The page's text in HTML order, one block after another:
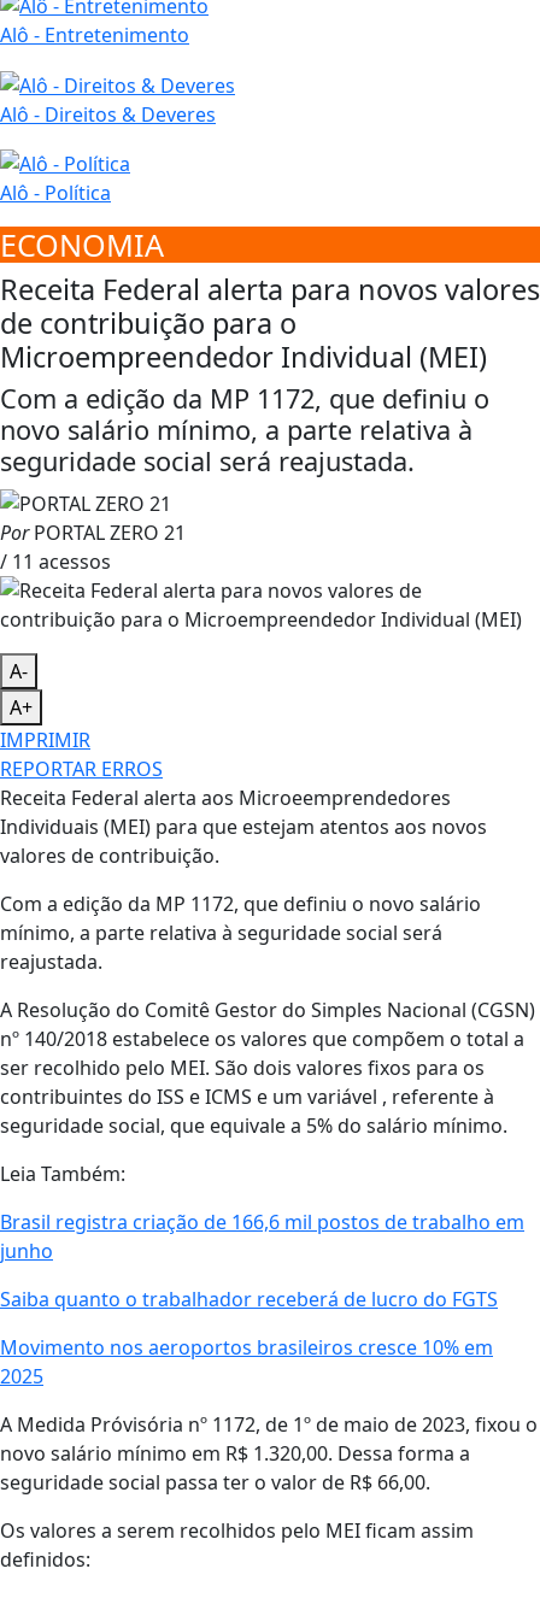
Alô - Entretenimento
Alô - Direitos & Deveres
Alô - Política
ECONOMIA
Receita Federal alerta para novos valores
de contribuição para o
Microempreendedor Individual (MEI)
Com a edição da MP 1172, que definiu o
novo salário mínimo, a parte relativa à
seguridade social será reajustada.
PorPORTAL ZERO 21
/ 11 acessos
A-
A+
IMPRIMIR
REPORTAR ERROS
Receita Federal alerta aos Microeemprendedores
Individuais (MEI) para que estejam atentos aos novos
valores de contribuição.
Com a edição da MP 1172, que definiu o novo salário
mínimo, a parte relativa à seguridade social será
reajustada.
A Resolução do Comitê Gestor do Simples Nacional (CGSN)
nº 140/2018 estabelece os valores que compõem o total a
ser recolhido pelo MEI. São dois valores fixos para os
contribuintes do ISS e ICMS e um variável , referente à
seguridade social, que equivale a 5% do salário mínimo.
Leia Também:
Brasil registra criação de 166,6 mil postos de trabalho em
junho
Saiba quanto o trabalhador receberá de lucro do FGTS
Movimento nos aeroportos brasileiros cresce 10% em
2025
A Medida Próvisória nº 1172, de 1º de maio de 2023, fixou o
novo salário mínimo em R$ 1.320,00. Dessa forma a
seguridade social passa ter o valor de R$ 66,00.
Os valores a serem recolhidos pelo MEI ficam assim
definidos: